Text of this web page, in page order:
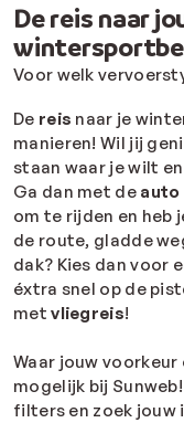
De reis naar
Voor welk
De reis naar je
manieren! Wil jij
staan waar je wilt
Ga dan met de auto
om te rijden en heb
de route, gladde
dak? Kies dan voor
éxtra snel op de
metvliegreis!
Waar jouw
mogelijk bij
filters en zoek